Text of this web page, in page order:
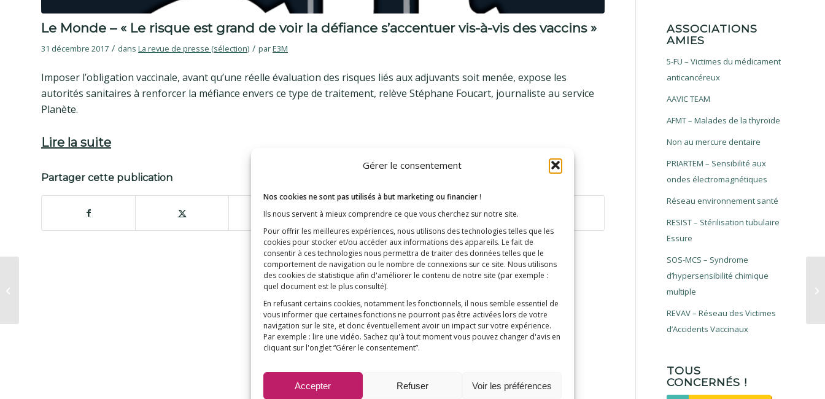
Gérer le consentement
Nos cookies ne sont pas utilisés à but marketing ou financier !
Ils nous servent à mieux comprendre ce que vous cherchez sur notre site.
Pour offrir les meilleures expériences, nous utilisons des technologies telles que les
cookies pour stocker et/ou accéder aux informations des appareils. Le fait de
consentir à ces technologies nous permettra de traiter des données telles que le
comportement de navigation ou le nombre de connexions sur ce site. Nous utilisons
des cookies de statistique afin d'améliorer le contenu de notre site (par exemple :
quel document est le plus consulté).
En refusant certains cookies, notamment les fonctionnels, il nous semble essentiel de
vous informer que certaines fonctions ne pourront pas être activées lors de votre
navigation sur le site, et donc éventuellement avoir un impact sur votre expérience.
Par exemple : lire une vidéo. Sachez qu'à tout moment vous pouvez changer d'avis en
cliquant sur l'onglet “Gérer le consentement”.
Accepter Refuser Voir les préférences
Le Monde – « Le risque est grand de voir la défiance s’accentuer vis-à-vis des vaccins »
31 décembre 2017 / dans La revue de presse (sélection) / parE3M
Imposer l’obligation vaccinale, avant qu’une réelle évaluation des risques liés aux adjuvants soit menée, expose les
autorités sanitaires à renforcer la méfiance envers ce type de traitement, relève Stéphane Foucart, journaliste au service
Planète.
Lire la suite
Partager cette publication
ASSOCIATIONS
AMIES
5-FU – Victimes du médicament
anticancéreux
AAVIC TEAM
AFMT – Malades de la thyroïde
Non au mercure dentaire
PRIARTEM – Sensibilité aux
ondes électromagnétiques
Réseau environnement santé
RESIST – Stérilisation tubulaire
Essure
SOS-MCS – Syndrome
d’hypersensibilité chimique
multiple
REVAV – Réseau des Victimes
d’Accidents Vaccinaux
TOUS
CONCERNÉS !